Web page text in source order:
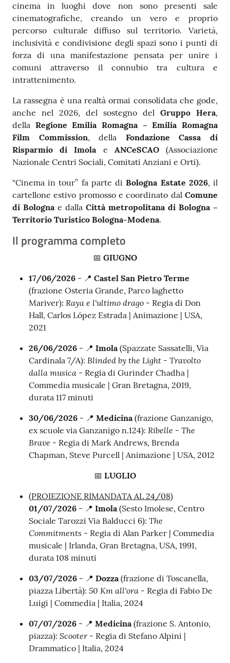
cinema in luoghi dove non sono presenti sale
cinematografiche, creando un vero e proprio
percorso culturale diffuso sul territorio. Varietà,
inclusività e condivisione degli spazi sono i punti di
forza di una manifestazione pensata per unire i
comuni attraverso il connubio tra cultura e
intrattenimento.
La rassegna è una realtà ormai consolidata che gode,
anche nel 2026, del sostegno del Gruppo Hera,
della Regione Emilia Romagna – Emilia Romagna
Film Commission, della Fondazione Cassa di
Risparmio di Imolae ANCeSCAO(Associazione
Nazionale Centri Sociali, Comitati Anziani e Orti).
“Cinema in tour” fa parte diBologna Estate 2026, il
cartellone estivo promosso e coordinato dal Comune
di Bolognae dalla Città metropolitana di Bologna –
Territorio Turistico Bologna-Modena.
Il programma completo
📅 GIUGNO
17/06/2026 - 📍 Castel San Pietro Terme
(frazione Osteria Grande, Parco laghetto
Mariver): Raya e l'ultimo drago - Regia di Don
Hall, Carlos López Estrada | Animazione | USA,
2021
26/06/2026 - 📍 Imola(Spazzate Sassatelli, Via
Cardinala 7/A): Blinded by the Light - Travolto
dalla musica - Regia di Gurinder Chadha |
Commedia musicale | Gran Bretagna, 2019,
durata 117 minuti
30/06/2026 - 📍 Medicina(frazione Ganzanigo,
ex scuole via Ganzanigo n.124): Ribelle - The
Brave - Regia di Mark Andrews, Brenda
Chapman, Steve Purcell | Animazione | USA, 2012
📅 LUGLIO
(PROIEZIONE RIMANDATA AL 24/08)
01/07/2026 - 📍 Imola(Sesto Imolese, Centro
Sociale Tarozzi Via Balducci 6): The
Commitments - Regia di Alan Parker | Commedia
musicale | Irlanda, Gran Bretagna, USA, 1991,
durata 108 minuti
03/07/2026 - 📍 Dozza(frazione di Toscanella,
piazza Libertà): 50 Km all'ora - Regia di Fabio De
Luigi | Commedia | Italia, 2024
07/07/2026 - 📍 Medicina(frazione S. Antonio,
piazza): Scooter- Regia di Stefano Alpini |
Drammatico | Italia, 2024